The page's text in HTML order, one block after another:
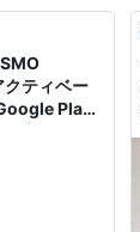
ティベー
Play